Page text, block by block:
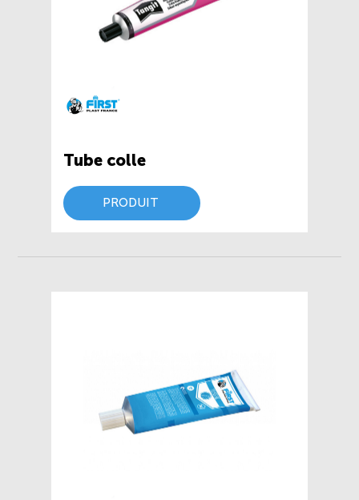
Tube colle
PRODUIT